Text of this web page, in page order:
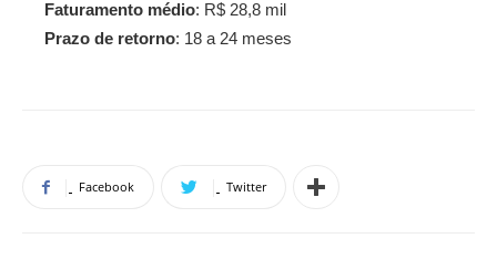
Faturamento médio: R$ 28,8 mil
Prazo de retorno: 18 a 24 meses
Facebook Twitter